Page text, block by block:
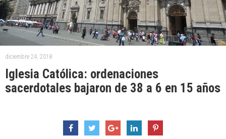
diciembre 24, 2018
Iglesia Católica: ordenaciones
sacerdotales bajaron de 38 a 6 en 15 años